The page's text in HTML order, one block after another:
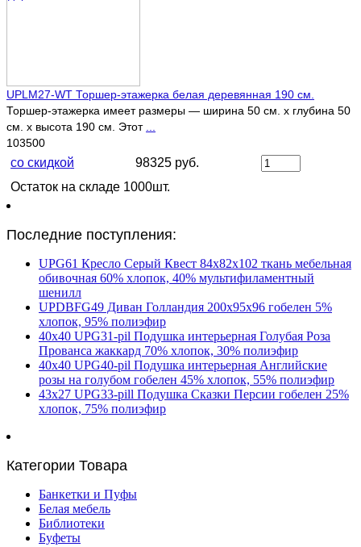
UPLM27-WT Торшер-этажерка белая деревянная 190 см.
Торшер-этажерка имеет размеры — ширина 50 см. х глубина 50
см. x высота 190 см. Этот
103500
со скидкой
98325 руб.
Остаток на складе 1000шт.
Последние поступления:
UPG61 Кресло Серый Квест 84х82х102 ткань мебельная
обивочная 60% хлопок, 40% мультифиламентный
шенилл
UPDBFG49 Диван Голландия 200х95х96 гобелен 5%
хлопок, 95% полиэфир
40х40 UPG31-pil Подушка интерьерная Голубая Роза
Прованса жаккард 70% хлопок, 30% полиэфир
40х40 UPG40-pil Подушка интерьерная Английские
розы на голубом гобелен 45% хлопок, 55% полиэфир
43х27 UPG33-pill Подушка Сказки Персии гобелен 25%
хлопок, 75% полиэфир
Категории Товара
Банкетки и Пуфы
Белая мебель
Библиотеки
Буфеты